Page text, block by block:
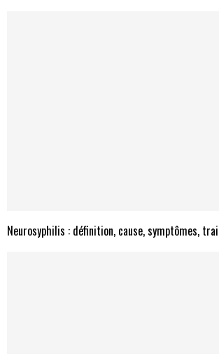
Neurosyphilis : définition, cause, symptômes,